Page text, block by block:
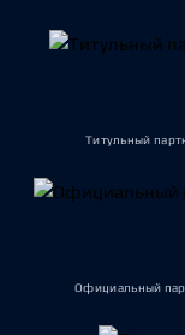
Титульный
Официальный